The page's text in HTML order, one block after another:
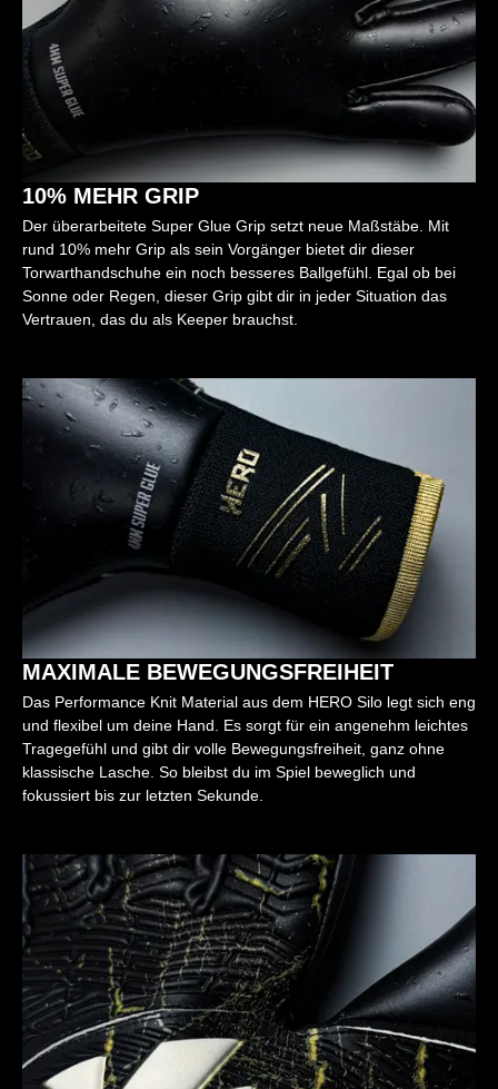
10% MEHR GRIP
Der überarbeitete Super Glue Grip setzt neue Maßstäbe. Mit
rund 10% mehr Grip als sein Vorgänger bietet dir dieser
Torwarthandschuhe ein noch besseres Ballgefühl. Egal ob bei
Sonne oder Regen, dieser Grip gibt dir in jeder Situation das
Vertrauen, das du als Keeper brauchst.
MAXIMALE BEWEGUNGSFREIHEIT
Das Performance Knit Material aus dem HERO Silo legt sich eng
und flexibel um deine Hand. Es sorgt für ein angenehm leichtes
Tragegefühl und gibt dir volle Bewegungsfreiheit, ganz ohne
klassische Lasche. So bleibst du im Spiel beweglich und
fokussiert bis zur letzten Sekunde.